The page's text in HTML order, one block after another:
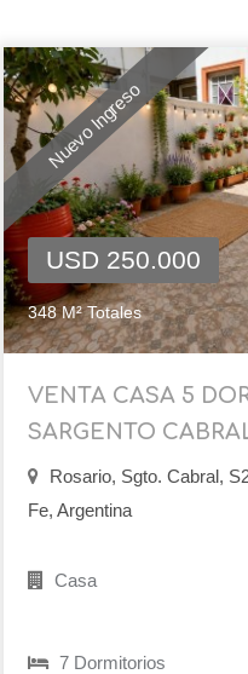
Nuevo Ingreso
USD 250.000
348 M² Totales
VENTA CASA 5
SARGENTO
Rosario, Sgto. Cabral,
Fe, Argentina
Casa
7 Dormitorios